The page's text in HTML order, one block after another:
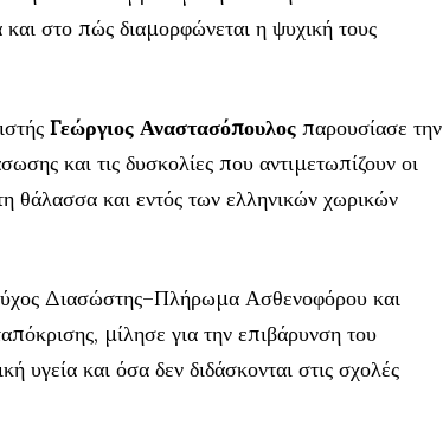
στο πώς διαμορφώνεται η ψυχική τους
Γεώργιος Αναστασόπουλος παρουσίασε την
και τις δυσκολίες που αντιμετωπίζουν οι
θάλασσα και εντός των ελληνικών χωρικών
Διασώστης–Πλήρωμα Ασθενοφόρου και
μίλησε για την επιβάρυνση του
υγεία και όσα δεν διδάσκονται στις σχολές